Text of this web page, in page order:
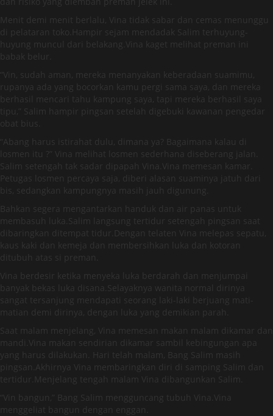
Menit demi menit berlalu, Vina tidak sabar dan cemas menunggu
di pelataran toko.Hampir sejam mendadak Salim terhuyung-
huyung muncul dari belakang.Vina kaget melihat preman ini
babak belur.
“Vin, sudah aman, mereka menanyakan keberadaan suamimu,
rupanya ada yang bocorkan kamu pergi sama saya, dan mereka
berhasil mencari tahu kampung saya, tapi mereka berhasil saya
tipu,” Salim hampir pingsan setelah digebuki kawanan pengedar
obat bius.
“Abang harus istirahat dulu, dimana ya? Bagaimana kalau di
losmen itu ?” Vina melihat losmen sederhana diseberang jalan.
Salim setengah tak sadar dipapah Vina.Vina memesan kamar.
Petugas losmen percaya saja, diberi alasan suaminya jatuh dari
bis, sedangkan kampungnya masih jauh digunung.
Bahkan segera mengantarkan handuk dan air panas untuk
membasuh luka.Salim langsung tertidur setengah pingsan saat
dibaringkan ditempat tidur.Dengan telaten Vina melepas sepatu,
kaus kaki dan kemeja dan membersihkan luka dan kotoran
ditubuh atas si preman.
Vina berdesir ketika menyeka luka berdarah dan menjumpai
banyak bekas luka disana.Selayaknya wanita normal dirinya
sangat tersanjung mendapati seorang laki-laki berjuang mati-
matian demi dirinya, dengan luka yang demikian parah.
Saat malam menjelang, Vina memesan makan malam dikamar dan
mandi.Vina makan sendirian dikamar sambil kebingungan apa
yang harus dilakukan. Hari telah malam, Bang Salim masih
pingsan.Akhirnya Vina membaringkan diri di samping Salim dan
tertidur.Menjelang tengah malam Vina dibangunkan Salim.
“Vin bangun,” Bang Salim mengguncang tubuh Vina.Vina
menggeliat bangun dengan enggan.